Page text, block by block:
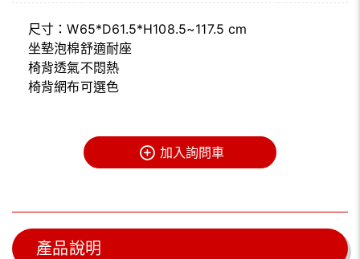
尺寸：W65*D61.5*H108.5~117.5 cm
坐墊泡棉舒適耐座
椅背透氣不悶熱
椅背網布可選色
加入詢問車
產品說明